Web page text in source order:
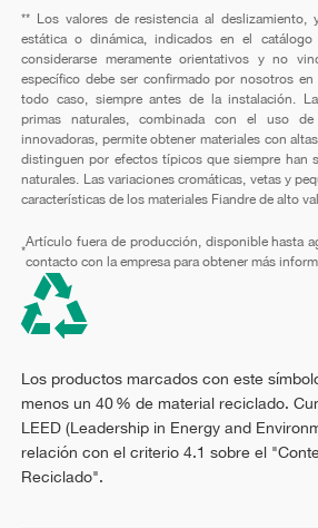
** Los valores de resistencia al deslizamiento,
estática o dinámica, indicados en el
considerarse meramente orientativos y no
específico debe ser confirmado por nosotros
todo caso, siempre antes de la instalación.
primas naturales, combinada con el uso
innovadoras, permite obtener materiales con
distinguen por efectos típicos que siempre han
naturales. Las variaciones cromáticas, vetas y
características de los materiales Fiandre de alto
*
Artículo fuera de producción, disponible hasta
contacto con la empresa para obtener más
Los productos marcados con este
menos un 40 % de material reciclado.
LEED (Leadership in Energy and
relación con el criterio 4.1 sobre el
Reciclado".